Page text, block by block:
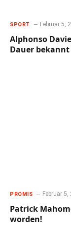
SPORT Februar 5,
Alphonso
Dauer bekannt
PROMIS Februar 5,
Patrick
worden!